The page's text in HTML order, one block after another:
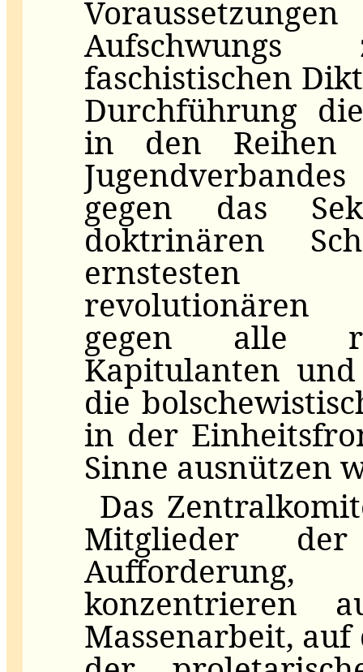
faschistischen
Durchführung
in den Reihen
gegen das
doktrinären
ernstesten
revolutionären
gegen alle
Kapitulanten
die
in der
Sinne ausnützen
Das
Mitglieder
konzentrieren
Massenarbeit,